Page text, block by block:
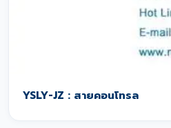
YSLY-JZ : สายคอนโทรล